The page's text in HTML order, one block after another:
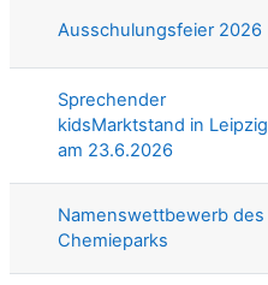
Ausschulungsfeier 2026
Sprechender
kidsMarktstand in Leipzig
am 23.6.2026
Namenswettbewerb des
Chemieparks